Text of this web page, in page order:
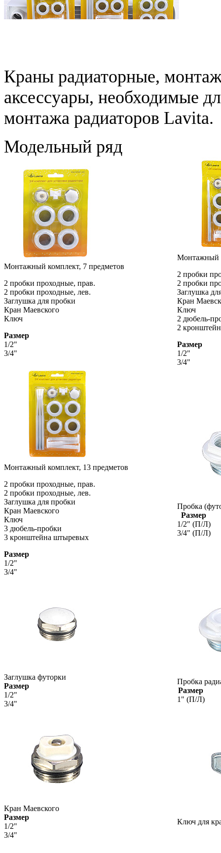
Краны радиаторные,
аксессуары, необходимые
монтажа радиаторов Lavita.
Модельный ряд
Монтажный комплект, 7 предметов
2 пробки проходные, прав.
2 пробки проходные, лев.
Заглушка для пробки
Кран Маевского
Ключ
Размер
1/2"
3/4"
Монтажный
2 пробки
2 пробки
Заглушка
Кран
Ключ
2 дюбель-
2
Размер
1/2"
3/4"
Монтажный комплект, 13 предметов
2 пробки проходные, прав.
2 пробки проходные, лев.
Заглушка для пробки
Кран Маевского
Ключ
3 дюбель-пробки
3 кронштейна штыревых
Размер
1/2"
3/4"
Пробка
Размер
1/2" (П/Л)
3/4" (П/Л)
Заглушка футорки
Размер
1/2"
3/4"
Пробка
Размер
1" (П/Л)
Кран Маевского
Размер
1/2"
3/4"
Ключ для